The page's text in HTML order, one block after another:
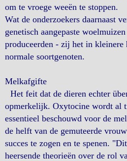
om te vroege weeën te stoppen.
Wat de onderzoekers daarnaast
genetisch aangepaste
produceerden - zij het in kleinere
normale soortgenoten.
Melkafgifte
Het feit dat de dieren echter
opmerkelijk. Oxytocine wordt al
essentieel beschouwd voor de
de helft van de gemuteerde
succes te zogen en te spenen.
heersende theorieën over de rol